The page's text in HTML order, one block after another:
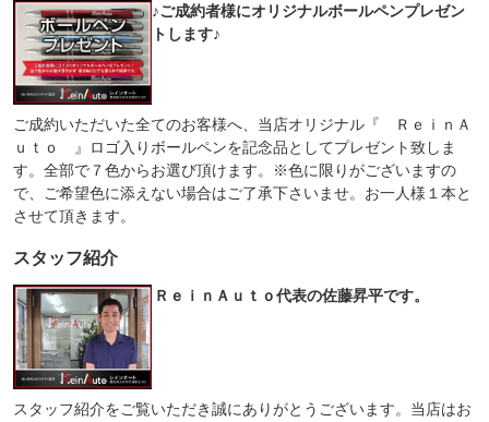
♪ご成約者様にオリジナルボールペンプレゼン
トします♪
ご成約いただいた全てのお客様へ、当店オリジナル『 ＲｅｉｎＡ
ｕｔｏ 』ロゴ入りボールペンを記念品としてプレゼント致しま
す。全部で７色からお選び頂けます。※色に限りがございますの
で、ご希望色に添えない場合はご了承下さいませ。お一人様１本と
させて頂きます。
スタッフ紹介
ＲｅｉｎＡｕｔｏ代表の佐藤昇平です。
スタッフ紹介をご覧いただき誠にありがとうございます。当店はお